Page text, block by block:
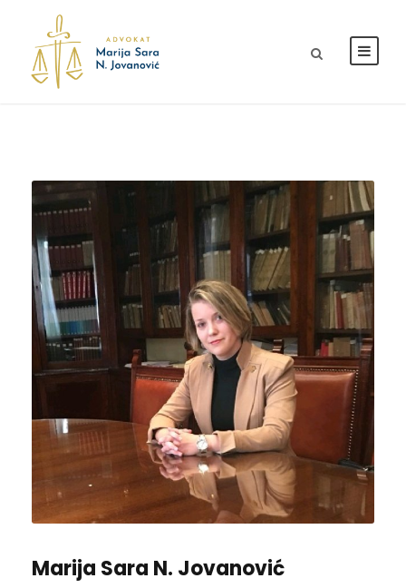
Marija Sara N. Jovanović